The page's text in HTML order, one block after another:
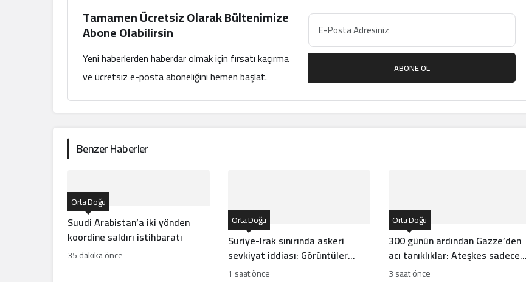
Tamamen Ücretsiz Olarak Bültenimize
Abone Olabilirsin
Yeni haberlerden haberdar olmak için fırsatı kaçırma
ve ücretsiz e-posta aboneliğini hemen başlat.
ABONE OL
Benzer Haberler
Suudi Arabistan’a iki yönden
koordine saldırı istihbaratı
Orta Doğu
35 dakika önce
Suriye-Irak sınırında askeri
sevkiyat iddiası: Görüntüler
gerçek mi?
Orta Doğu
1 saat önce
300 günün ardından Gazze’den
acı tanıklıklar: Ateşkes sadece
medyatik bir balondan ibaret
Orta Doğu
3 saat önce